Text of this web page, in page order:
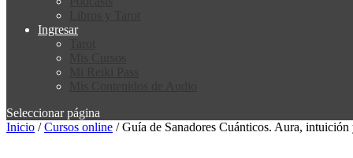
Ingresar
Seleccionar página
Inicio /Cursos online / Guía de Sanadores Cuánticos. Aura,